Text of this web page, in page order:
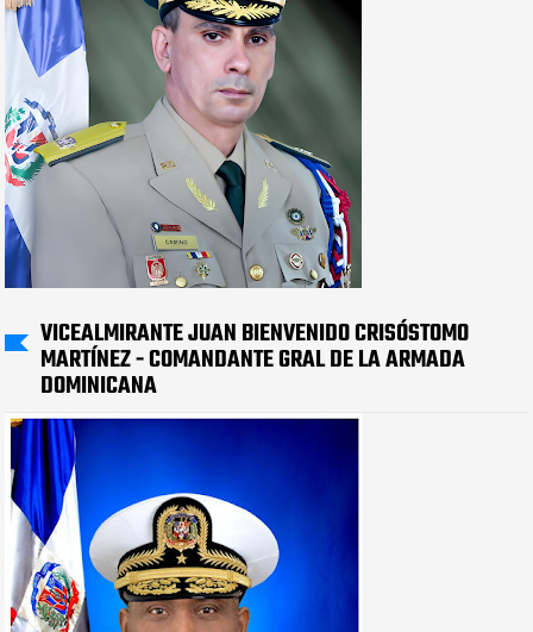
VICEALMIRANTE JUAN BIENVENIDO CRISÓSTOMO
MARTÍNEZ - COMANDANTE GRAL DE LA ARMADA
DOMINICANA